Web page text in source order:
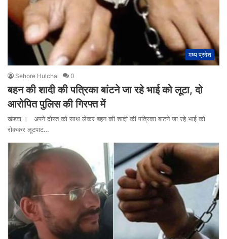
मध्य प्रदेश
Sehore Hulchal 0
बहन की शादी की पत्रिका बांटने जा रहे भाई को लूटा, दो
आरोपित पुलिस की गिरफ्त में
खंडवा । अपने दोस्त को साथ लेकर बहन की शादी की पत्रिका बाटने जा रहे भाई को
रोककर लूटपाट…